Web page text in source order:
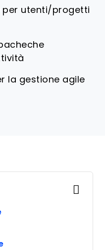
per utenti/progetti
la gestione agile